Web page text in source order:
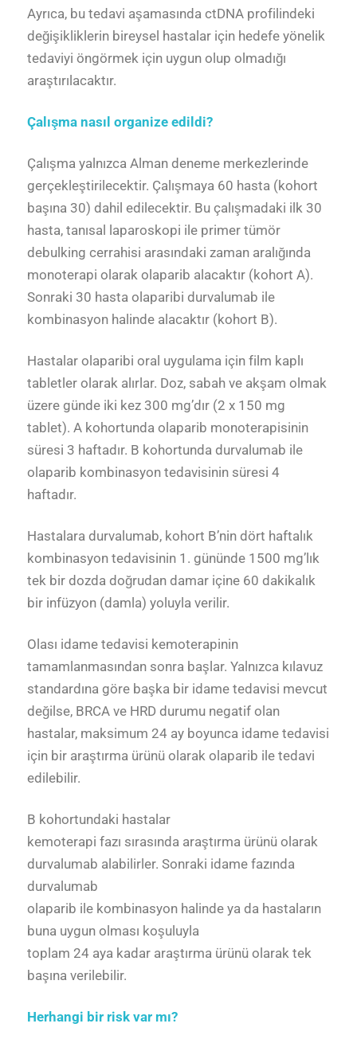
Ayrıca, bu tedavi aşamasında ctDNA profilindeki
değişikliklerin bireysel hastalar için hedefe yönelik
tedaviyi öngörmek için uygun olup olmadığı
araştırılacaktır.
Çalışma nasıl organize edildi?
Çalışma yalnızca Alman deneme merkezlerinde
gerçekleştirilecektir. Çalışmaya 60 hasta (kohort
başına 30) dahil edilecektir. Bu çalışmadaki ilk 30
hasta, tanısal laparoskopi ile primer tümör
debulking cerrahisi arasındaki zaman aralığında
monoterapi olarak olaparib alacaktır (kohort A).
Sonraki 30 hasta olaparibi durvalumab ile
kombinasyon halinde alacaktır (kohort B).
Hastalar olaparibi oral uygulama için film kaplı
tabletler olarak alırlar. Doz, sabah ve akşam olmak
üzere günde iki kez 300 mg’dır (2 x 150 mg
tablet). A kohortunda olaparib monoterapisinin
süresi 3 haftadır. B kohortunda durvalumab ile
olaparib kombinasyon tedavisinin süresi 4
haftadır.
Hastalara durvalumab, kohort B’nin dört haftalık
kombinasyon tedavisinin 1. gününde 1500 mg’lık
tek bir dozda doğrudan damar içine 60 dakikalık
bir infüzyon (damla) yoluyla verilir.
Olası idame tedavisi kemoterapinin
tamamlanmasından sonra başlar. Yalnızca kılavuz
standardına göre başka bir idame tedavisi mevcut
değilse, BRCA ve HRD durumu negatif olan
hastalar, maksimum 24 ay boyunca idame tedavisi
için bir araştırma ürünü olarak olaparib ile tedavi
edilebilir.
B kohortundaki hastalar
kemoterapi fazı sırasında araştırma ürünü olarak
durvalumab alabilirler. Sonraki idame fazında
durvalumab
olaparib ile kombinasyon halinde ya da hastaların
buna uygun olması koşuluyla
toplam 24 aya kadar araştırma ürünü olarak tek
başına verilebilir.
Herhangi bir risk var mı?